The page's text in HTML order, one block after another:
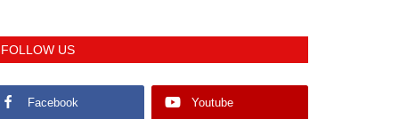
FOLLOW US
Facebook Youtube